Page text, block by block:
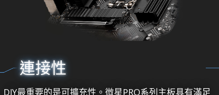
連接性
DIY最重要的是可擴充性。微星PRO系列主板具有滿足